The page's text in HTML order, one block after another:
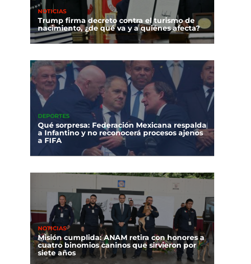
NOTICIAS
Trump firma decreto contra el turismo de
nacimiento, ¿de qué va y a quiénes afecta?
DEPORTES
Qué sorpresa: Federación Mexicana respalda
a Infantino y no reconocerá procesos ajenos
a FIFA
NOTICIAS
Misión cumplida: ANAM retira con honores a
cuatro binomios caninos que sirvieron por
siete años